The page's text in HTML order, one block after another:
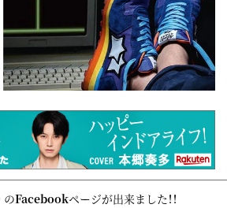
Facebookページが出来ました！！